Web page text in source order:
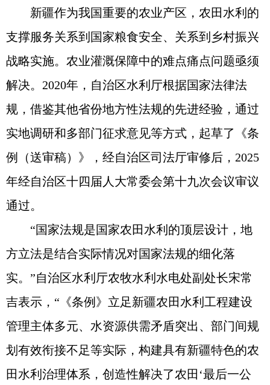
新疆作为我国重要的农业产区，农田水利的
支撑服务关系到国家粮食安全、关系到乡村振兴
战略实施。农业灌溉保障中的难点痛点问题亟须
解决。2020年，自治区水利厅根据国家法律法
规，借鉴其他省份地方性法规的先进经验，通过
实地调研和多部门征求意见等方式，起草了《条
例（送审稿）》，经自治区司法厅审修后，2025
年经自治区十四届人大常委会第十九次会议审议
通过。
“国家法规是国家农田水利的顶层设计，地
方立法是结合实际情况对国家法规的细化落
实。”自治区水利厅农牧水利水电处副处长宋常
吉表示，“《条例》立足新疆农田水利工程建设
管理主体多元、水资源供需矛盾突出、部门间规
划有效衔接不足等实际，构建具有新疆特色的农
田水利治理体系，创造性解决了农田‘最后一公